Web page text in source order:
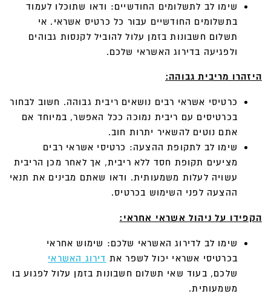
שימו לב לתשלומים החודשיים: ודאו שתוכלו לעמוד
בתשלומים החודשיים עבור כל כרטיס אשראי. אי
תשלום חשבונות בזמן עלול להוביל לקנסות גבוהים
ולפגיעה בדירוג האשראי שלכם.
היזהרו מריבית גבוהה:
כרטיסי אשראי רבים נושאים ריבית גבוהה. חשוב לבחור
בכרטיסים עם ריבית נמוכה ככל האפשר, במיוחד אם
אתם נוטים להשאיר יתרות חוב.
שימו לב לתקופת ההצעה: כרטיסי אשראי רבים
מציעים תקופת חסד ללא ריבית, אך לאחר מכן הריבית
עשויה לעלות משמעותית. ודאו שאתם מבינים את תנאי
ההצעה לפני השימוש בכרטיס.
הקפידו על ניהול אשראי אחראי:
שימו לב לדירוג האשראי שלכם: שימוש אחראי
בכרטיסי אשראי יכול לשפר את דירוג האשראי
שלכם, בעוד שאי תשלום חשבונות בזמן עלול לפגוע בו
משמעותית.